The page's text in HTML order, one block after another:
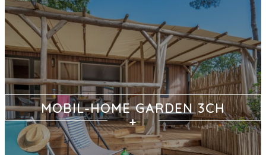
MOBIL-HOME GARDEN 3CH